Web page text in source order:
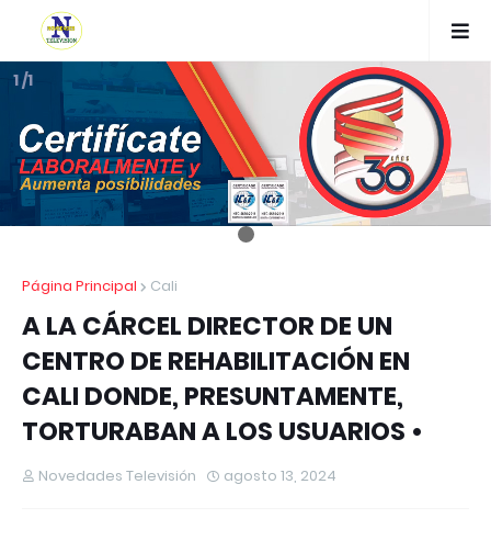
1 /1
Página Principal Cali
A LA CÁRCEL DIRECTOR DE UN
CENTRO DE REHABILITACIÓN EN
CALI DONDE, PRESUNTAMENTE,
TORTURABAN A LOS USUARIOS •
Novedades Televisión agosto 13, 2024